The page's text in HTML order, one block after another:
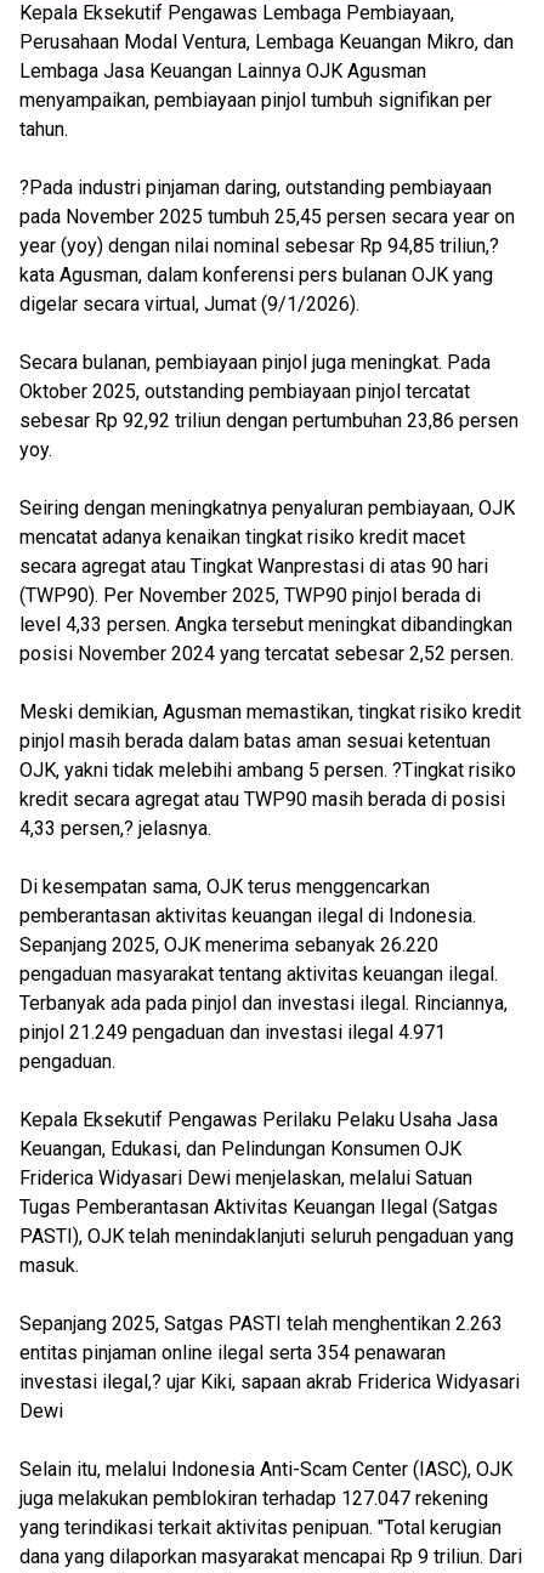
Kepala Eksekutif Pengawas Lembaga Pembiayaan,
Perusahaan Modal Ventura, Lembaga Keuangan Mikro, dan
Lembaga Jasa Keuangan Lainnya OJK Agusman
menyampaikan, pembiayaan pinjol tumbuh signifikan per
tahun.
?Pada industri pinjaman daring, outstanding pembiayaan
pada November 2025 tumbuh 25,45 persen secara year on
year (yoy) dengan nilai nominal sebesar Rp 94,85 triliun,?
kata Agusman, dalam konferensi pers bulanan OJK yang
digelar secara virtual, Jumat (9/1/2026).
Secara bulanan, pembiayaan pinjol juga meningkat. Pada
Oktober 2025, outstanding pembiayaan pinjol tercatat
sebesar Rp 92,92 triliun dengan pertumbuhan 23,86 persen
yoy.
Seiring dengan meningkatnya penyaluran pembiayaan, OJK
mencatat adanya kenaikan tingkat risiko kredit macet
secara agregat atau Tingkat Wanprestasi di atas 90 hari
(TWP90). Per November 2025, TWP90 pinjol berada di
level 4,33 persen. Angka tersebut meningkat dibandingkan
posisi November 2024 yang tercatat sebesar 2,52 persen.
Meski demikian, Agusman memastikan, tingkat risiko kredit
pinjol masih berada dalam batas aman sesuai ketentuan
OJK, yakni tidak melebihi ambang 5 persen. ?Tingkat risiko
kredit secara agregat atau TWP90 masih berada di posisi
4,33 persen,? jelasnya.
Di kesempatan sama, OJK terus menggencarkan
pemberantasan aktivitas keuangan ilegal di Indonesia.
Sepanjang 2025, OJK menerima sebanyak 26.220
pengaduan masyarakat tentang aktivitas keuangan ilegal.
Terbanyak ada pada pinjol dan investasi ilegal. Rinciannya,
pinjol 21.249 pengaduan dan investasi ilegal 4.971
pengaduan.
Kepala Eksekutif Pengawas Perilaku Pelaku Usaha Jasa
Keuangan, Edukasi, dan Pelindungan Konsumen OJK
Friderica Widyasari Dewi menjelaskan, melalui Satuan
Tugas Pemberantasan Aktivitas Keuangan Ilegal (Satgas
PASTI), OJK telah menindaklanjuti seluruh pengaduan yang
masuk.
Sepanjang 2025, Satgas PASTI telah menghentikan 2.263
entitas pinjaman online ilegal serta 354 penawaran
investasi ilegal,? ujar Kiki, sapaan akrab Friderica Widyasari
Dewi
Selain itu, melalui Indonesia Anti-Scam Center (IASC), OJK
juga melakukan pemblokiran terhadap 127.047 rekening
yang terindikasi terkait aktivitas penipuan. "Total kerugian
dana yang dilaporkan masyarakat mencapai Rp 9 triliun. Dari